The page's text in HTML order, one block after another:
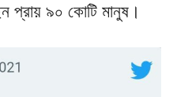
প্রায় ৯০ কোটি মানুষ।